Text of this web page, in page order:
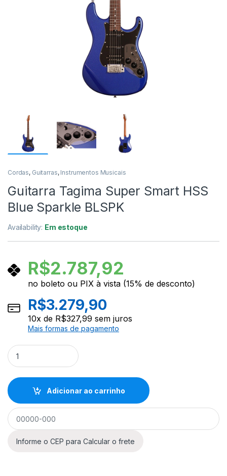
Cordas, Guitarras, Instrumentos Musicais
Guitarra Tagima Super Smart HSS
Blue Sparkle BLSPK
Availability: Em estoque
R$2.787,92
no boleto ou PIX à vista (15% de desconto)
R$3.279,90
10x de R$327,99 sem juros
Mais formas de pagamento
Guitarra Tagima Super Smart HSS Blue Sparkle BLSPK
Adicionar ao carrinho